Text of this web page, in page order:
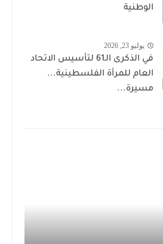
الوطنية
يوليو 23, 2026
في الذكرى الـ61 لتأسيس الاتحاد
العام للمرأة الفلسطينية...
مسيرة...